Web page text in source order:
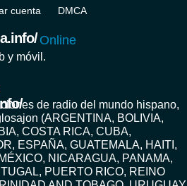
cuenta DMCA
Online
y móvil.
de radio del mundo hispano,
(ARGENTINA, BOLIVIA,
COSTA RICA, CUBA,
ESPAÑA, GUATEMALA, HAITI,
NICARAGUA, PANAMA,
PUERTO RICO, REINO